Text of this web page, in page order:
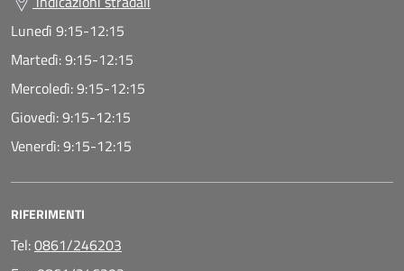
Lunedì 9:15-12:15
Martedì:9:15-12:15
Mercoledì:9:15-12:15
Giovedì:9:15-12:15
Venerdì:9:15-12:15
RIFERIMENTI
Tel:0861/246203